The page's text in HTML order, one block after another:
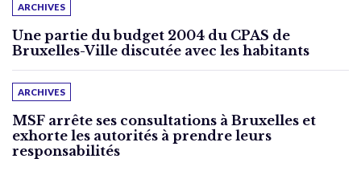
ARCHIVES
Une partie du budget 2004 du CPAS de
Bruxelles-Ville discutée avec les habitants
ARCHIVES
MSF arrête ses consultations à Bruxelles et
exhorte les autorités à prendre leurs
responsabilités